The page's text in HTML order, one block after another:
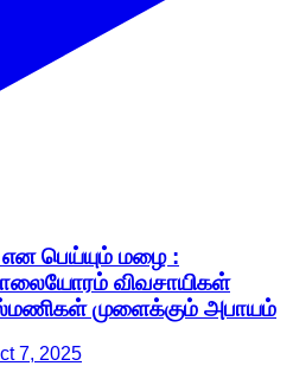
என பெய்யும் மழை :
சாலையோரம் விவசாயிகள்
முளைக்கும் அபாயம்
7, 2025